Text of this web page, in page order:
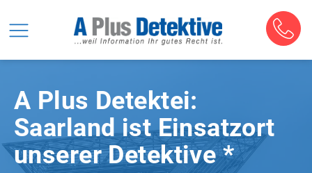
A Plus Detektei:
Saarland ist Einsatzort
unserer Detektive *